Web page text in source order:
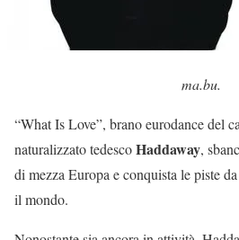
ma.bu.
“What Is Love”, brano eurodance del
naturalizzato tedescoHaddaway,
di mezza Europa e conquista le piste
il mondo.